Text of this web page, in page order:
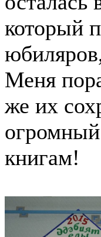
который
Меня
же их
книгам!